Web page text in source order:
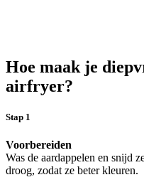
Hoe maak je
airfryer?
Stap 1
Voorbereiden
Was de aardappelen en snijd
droog, zodat ze beter kleuren.